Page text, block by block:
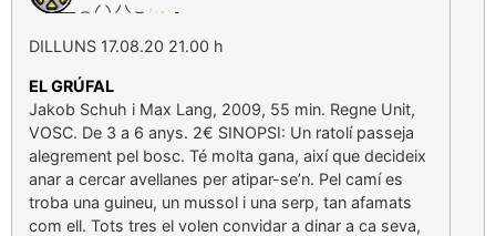
DILLUNS 17.08.20 21.00 h
EL GRÚFAL
Jakob Schuh i Max Lang, 2009, 55 min. Regne Unit,
VOSC. De 3 a 6 anys. 2€ SINOPSI: Un ratolí passeja
alegrement pel bosc. Té molta gana, així que decideix
anar a cercar avellanes per atipar-se’n. Pel camí es
troba una guineu, un mussol i una serp, tan afamats
com ell. Tots tres el volen convidar a dinar a ca seva,